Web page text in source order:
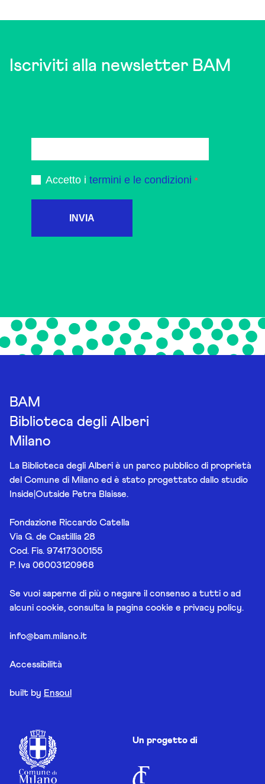
Iscriviti alla newsletter BAM
Accetto i termini e le condizioni
INVIA
BAM
Biblioteca degli Alberi
Milano
La Biblioteca degli Alberi è un parco pubblico di proprietà
del Comune di Milano ed è stato progettato dallo studio
Inside|Outside Petra Blaisse.
Fondazione Riccardo Catella
Via G. de Castillia 28
Cod. Fis. 97417300155
P. Iva 06003120968
Se vuoi saperne di più o negare il consenso a tutti o ad
alcuni cookie, consulta la pagina cookie e privacy policy.
info@bam.milano.it
Accessibilità
built by Ensoul
Un progetto di